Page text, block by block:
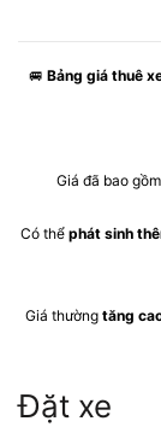
🚐 Bảng giá thuê
Giá đã bao gồm
Có thể phát sinh
Giá thường tăng
Đặt xe